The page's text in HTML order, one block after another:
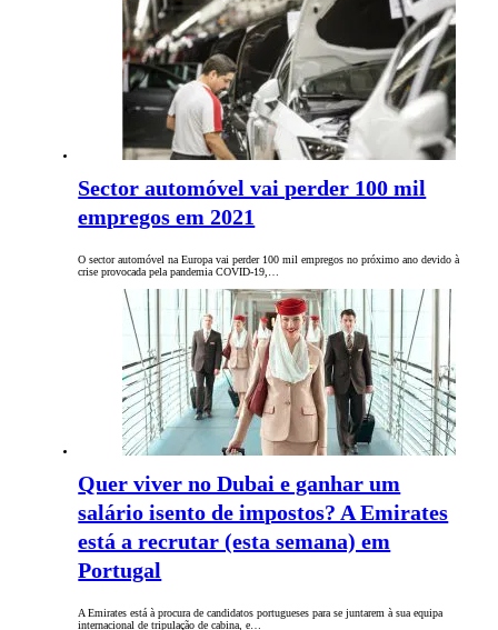
Sector automóvel vai perder 100 mil
empregos em 2021
O sector automóvel na Europa vai perder 100 mil empregos no próximo ano devido à
crise provocada pela pandemia COVID-19,…
Quer viver no Dubai e ganhar um
salário isento de impostos? A Emirates
está a recrutar (esta semana) em
Portugal
A Emirates está à procura de candidatos portugueses para se juntarem à sua equipa
internacional de tripulação de cabina, e…